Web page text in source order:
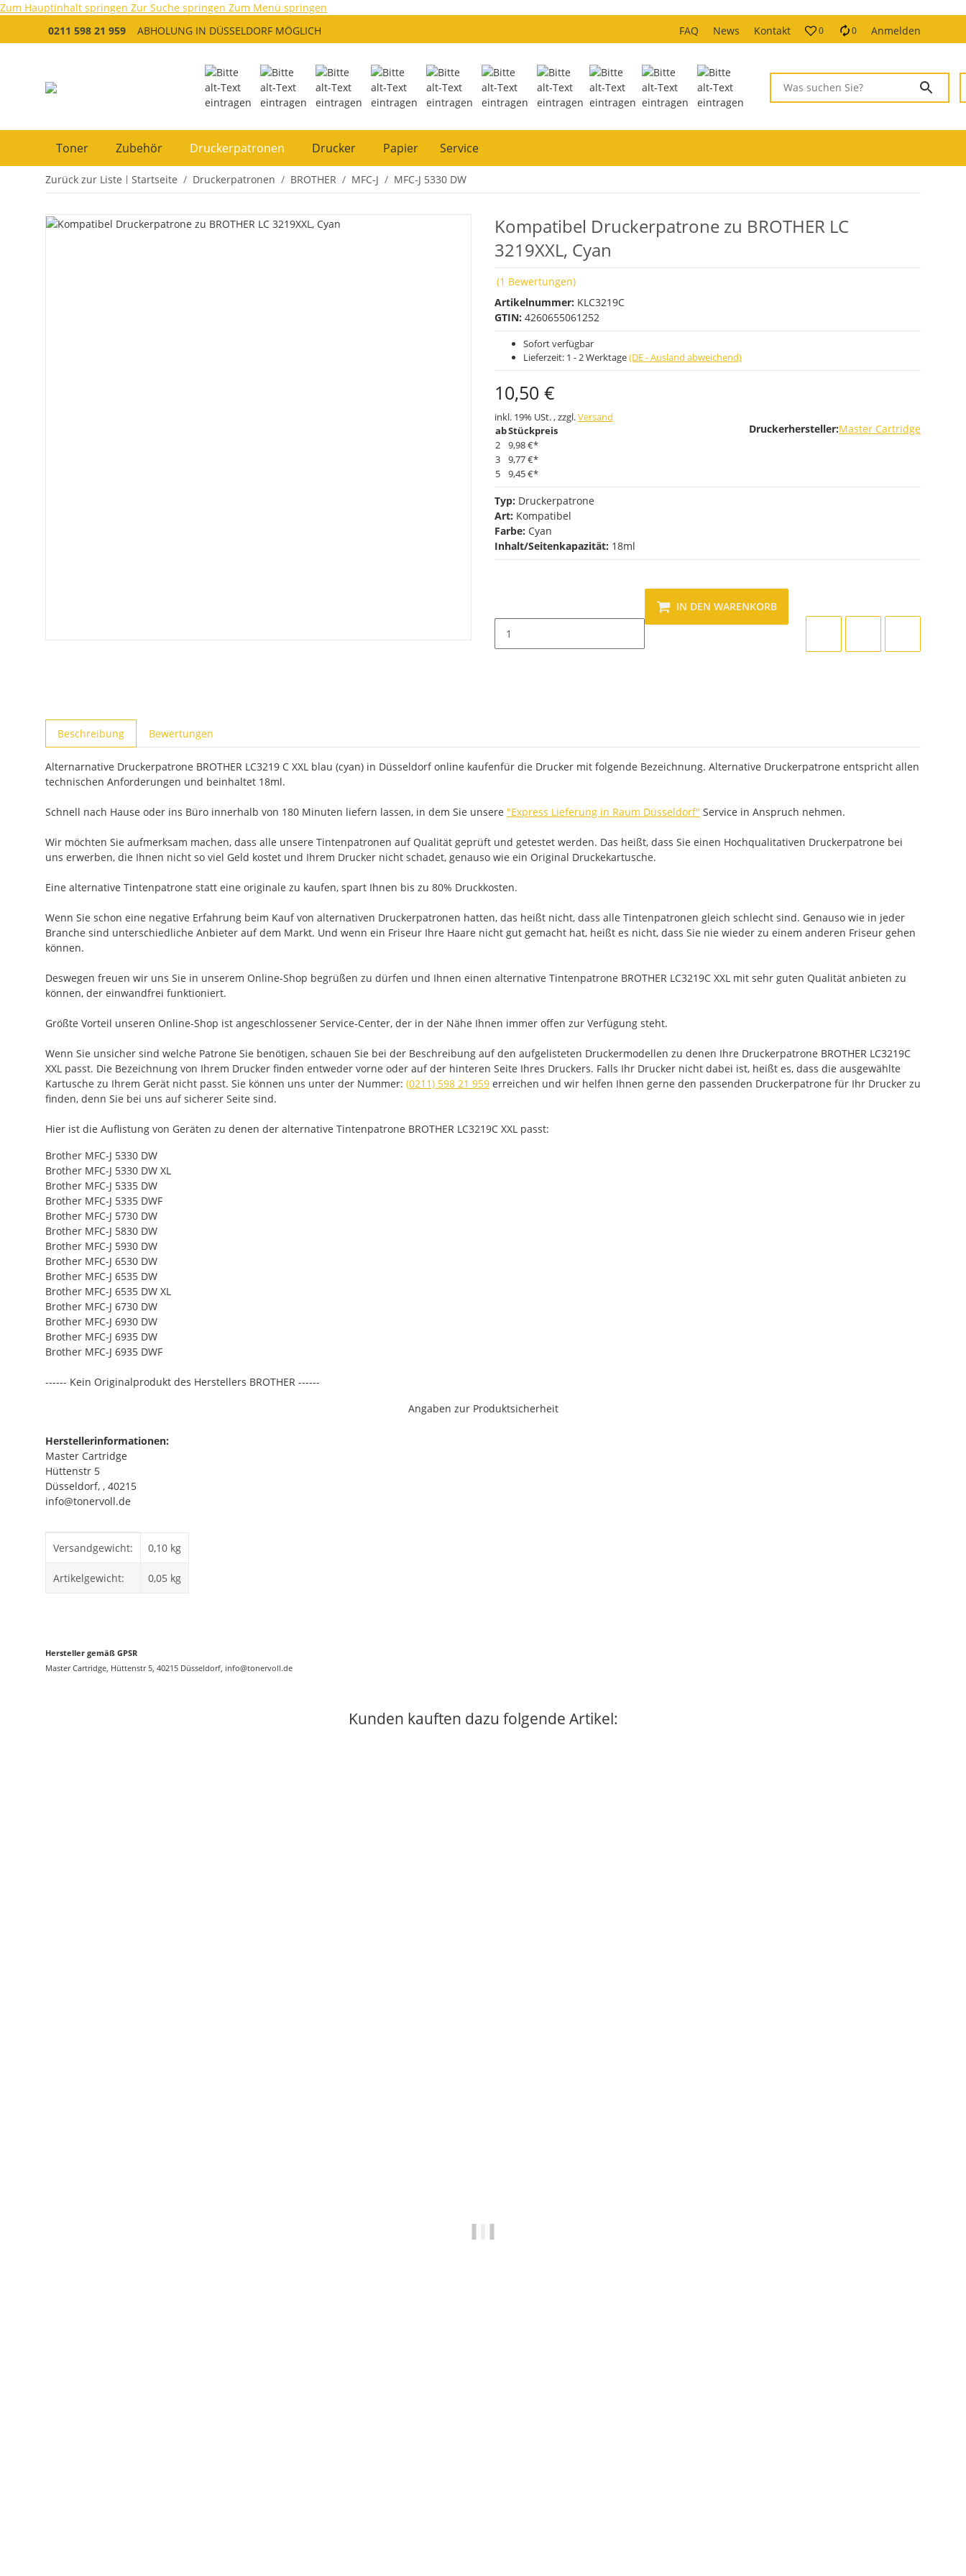
Zum Hauptinhalt springen Zur Suche springen Zum Menü springen
0211 598 21 959
ABHOLUNG IN DÜSSELDORF MÖGLICH FAQ News Kontakt 0 0 Anmelden
Toner Zubehör Druckerpatronen Drucker Papier Service
Zurück zur Liste Startseite Druckerpatronen BROTHER MFC-J MFC-J 5330 DW
Kompatibel Druckerpatrone zu BROTHER LC
3219XXL, Cyan
(1 Bewertungen)
Artikelnummer: KLC3219C
GTIN: 4260655061252
Sofort verfügbar
Lieferzeit: 1 - 2 Werktage(DE - Ausland abweichend)
10,50 €
inkl. 19% USt. , zzgl.Versand
abStückpreis
2
9,98 €*
3
9,77 €*
5
9,45 €*
Druckerhersteller:Master Cartridge
Typ: Druckerpatrone
Art: Kompatibel
Farbe: Cyan
Inhalt/Seitenkapazität: 18ml
IN DEN WARENKORB
weitere Registerkarten anzeigen
Beschreibung Bewertungen
Alternarnative Druckerpatrone BROTHER LC3219 C XXL blau (cyan) in Düsseldorf online kaufenfür die Drucker mit folgende Bezeichnung. Alternative Druckerpatrone entspricht allen
technischen Anforderungen und beinhaltet 18ml.
Schnell nach Hause oder ins Büro innerhalb von 180 Minuten liefern lassen, in dem Sie unsere "Express Lieferung in Raum Düsseldorf" Service in Anspruch nehmen.
Wir möchten Sie aufmerksam machen, dass alle unsere Tintenpatronen auf Qualität geprüft und getestet werden. Das heißt, dass Sie einen Hochqualitativen Druckerpatrone bei
uns erwerben, die Ihnen nicht so viel Geld kostet und Ihrem Drucker nicht schadet, genauso wie ein Original Druckekartusche.
Eine alternative Tintenpatrone statt eine originale zu kaufen, spart Ihnen bis zu 80% Druckkosten.
Wenn Sie schon eine negative Erfahrung beim Kauf von alternativen Druckerpatronen hatten, das heißt nicht, dass alle Tintenpatronen gleich schlecht sind. Genauso wie in jeder
Branche sind unterschiedliche Anbieter auf dem Markt. Und wenn ein Friseur Ihre Haare nicht gut gemacht hat, heißt es nicht, dass Sie nie wieder zu einem anderen Friseur gehen
können.
Deswegen freuen wir uns Sie in unserem Online-Shop begrüßen zu dürfen und Ihnen einen alternative Tintenpatrone BROTHER LC3219C XXL mit sehr guten Qualität anbieten zu
können, der einwandfrei funktioniert.
Größte Vorteil unseren Online-Shop ist angeschlossener Service-Center, der in der Nähe Ihnen immer offen zur Verfügung steht.
Wenn Sie unsicher sind welche Patrone Sie benötigen, schauen Sie bei der Beschreibung auf den aufgelisteten Druckermodellen zu denen Ihre Druckerpatrone BROTHER LC3219C
XXL passt. Die Bezeichnung von Ihrem Drucker finden entweder vorne oder auf der hinteren Seite Ihres Druckers. Falls Ihr Drucker nicht dabei ist, heißt es, dass die ausgewählte
Kartusche zu Ihrem Gerät nicht passt. Sie können uns unter der Nummer: (0211) 598 21 959 erreichen und wir helfen Ihnen gerne den passenden Druckerpatrone für Ihr Drucker zu
finden, denn Sie bei uns auf sicherer Seite sind.
Hier ist die Auflistung von Geräten zu denen der alternative Tintenpatrone BROTHER LC3219C XXL passt:
Brother MFC-J 5330 DW
Brother MFC-J 5330 DW XL
Brother MFC-J 5335 DW
Brother MFC-J 5335 DWF
Brother MFC-J 5730 DW
Brother MFC-J 5830 DW
Brother MFC-J 5930 DW
Brother MFC-J 6530 DW
Brother MFC-J 6535 DW
Brother MFC-J 6535 DW XL
Brother MFC-J 6730 DW
Brother MFC-J 6930 DW
Brother MFC-J 6935 DW
Brother MFC-J 6935 DWF
------ Kein Originalprodukt des Herstellers BROTHER ------
Angaben zur Produktsicherheit
Herstellerinformationen:
Master Cartridge
Hüttenstr 5
Düsseldorf, , 40215
info@tonervoll.de
Versandgewicht: 0,10 kg
Artikelgewicht: 0,05 kg
Hersteller gemäß GPSR
Master Cartridge, Hüttenstr 5, 40215 Düsseldorf, info@tonervoll.de
Kunden kauften dazu folgende Artikel: